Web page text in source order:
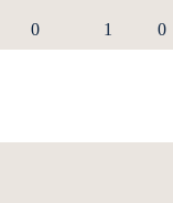
0 1 0